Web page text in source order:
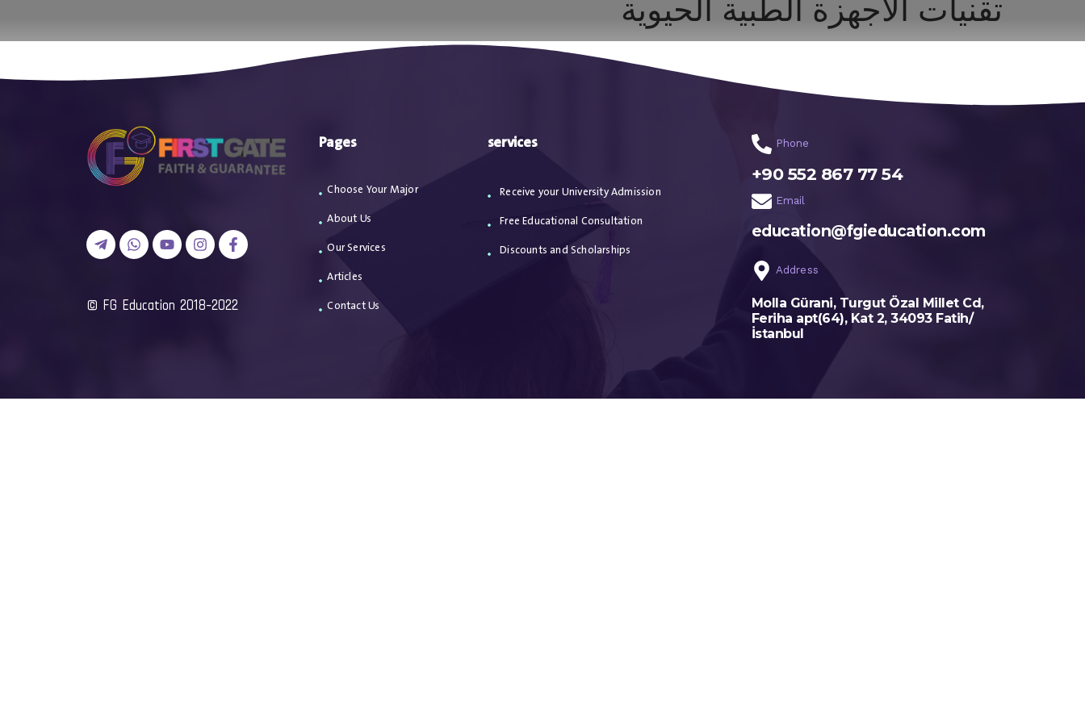
خدماتنا مقالات اتصل بنا
تقنيات الأجهزة الطبية الحيوية
Phone
+90 552 867 77 54
Email
education@fgieducation.com
Address
Molla Gürani, Turgut Özal Millet Cd,
Feriha apt(64), Kat 2, 34093 Fatih/
İstanbul
services
Receive your University Admission
Free Educational Consultation
Discounts and Scholarships
Pages
Choose Your Major
About Us
Our Services
Articles
Contact Us
2018-2022 FG Education ©